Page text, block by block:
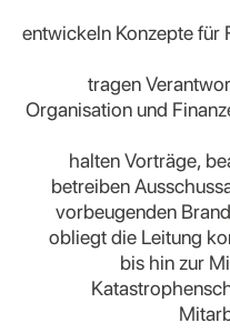
entwickeln Konzepte für
tragen
Organisation und
halten Vorträge,
betreiben
vorbeugenden
obliegt die Leitung
bis hin zur